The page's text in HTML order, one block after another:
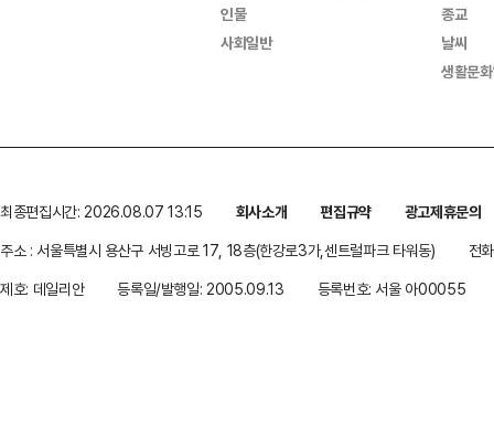
인물
사회일반
종교
날씨
생활문
최종편집시간: 2026.08.07 13:15 회사소개 편집규약
광고제휴문의
주소 : 서울특별시 용산구 서빙고로 17, 18층(한강로3가,센트럴파크 타워동)
전
제호: 데일리안
등록일/발행일: 2005.09.13 등록번호: 서울 아00055